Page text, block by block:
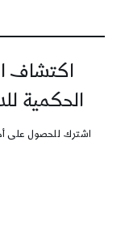
اكتشاف
الحكمية
اشترك للحصول على